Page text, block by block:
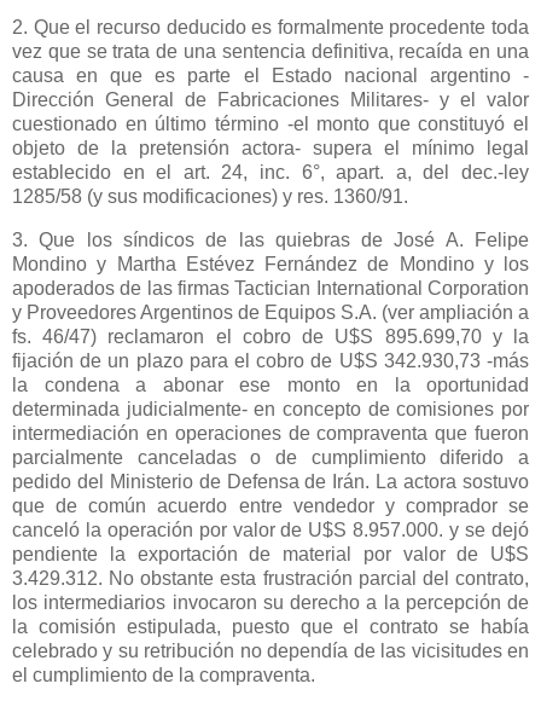
2. Que el recurso deducido es formalmente procedente toda
vez que se trata de una sentencia definitiva, recaída en una
causa en que es parte el Estado nacional argentino -
Dirección General de Fabricaciones Militares- y el valor
cuestionado en último término -el monto que constituyó el
objeto de la pretensión actora- supera el mínimo legal
establecido en el art. 24, inc. 6°, apart. a, del dec.-ley
1285/58 (y sus modificaciones) y res. 1360/91.
3. Que los síndicos de las quiebras de José A. Felipe
Mondino y Martha Estévez Fernández de Mondino y los
apoderados de las firmas Tactician International Corporation
y Proveedores Argentinos de Equipos S.A. (ver ampliación a
fs. 46/47) reclamaron el cobro de U$S 895.699,70 y la
fijación de un plazo para el cobro de U$S 342.930,73 -más
la condena a abonar ese monto en la oportunidad
determinada judicialmente- en concepto de comisiones por
intermediación en operaciones de compraventa que fueron
parcialmente canceladas o de cumplimiento diferido a
pedido del Ministerio de Defensa de Irán. La actora sostuvo
que de común acuerdo entre vendedor y comprador se
canceló la operación por valor de U$S 8.957.000. y se dejó
pendiente la exportación de material por valor de U$S
3.429.312. No obstante esta frustración parcial del contrato,
los intermediarios invocaron su derecho a la percepción de
la comisión estipulada, puesto que el contrato se había
celebrado y su retribución no dependía de las vicisitudes en
el cumplimiento de la compraventa.